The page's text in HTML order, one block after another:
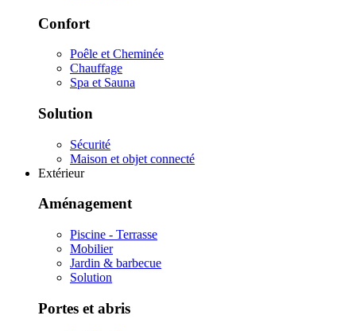
Confort
Poêle et Cheminée
Chauffage
Spa et Sauna
Solution
Sécurité
Maison et objet connecté
Extérieur
Aménagement
Piscine - Terrasse
Mobilier
Jardin & barbecue
Solution
Portes et abris